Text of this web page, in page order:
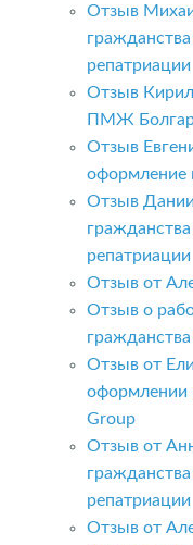
Отзыв
репатриации
Отзыв
ПМЖ
Отзыв
оформление
Отзыв
репатриации
Отзыв от
Отзыв о
Отзыв от
оформлении
Group
Отзыв от
репатриации
Отзыв от